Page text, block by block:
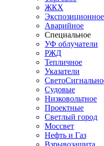
ЖКХ
Экспозиционное
Аварийное
Специальное
УФ облучатели
РЖД
Тепличное
Указатели
Судовые
Низковольтное
Проектные
Светлый город
Моссвет
Нефть и Газ
Взрывозащита